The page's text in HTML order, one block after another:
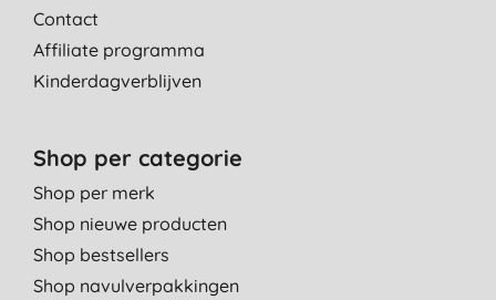
Contact
Affiliate programma
Kinderdagverblijven
Shop per categorie
Shop per merk
Shop nieuwe producten
Shop bestsellers
Shop navulverpakkingen